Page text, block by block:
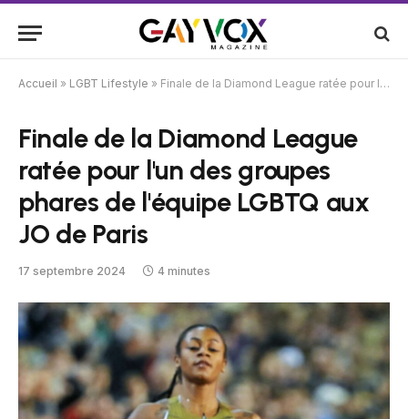
Accueil » LGBT Lifestyle » Finale de la Diamond League ratée pour l'un des groupes phares de l'équipe LGBTQ aux JO de Paris
Finale de la Diamond League
ratée pour l'un des groupes
phares de l'équipe LGBTQ aux
JO de Paris
17 septembre 2024 4 minutes